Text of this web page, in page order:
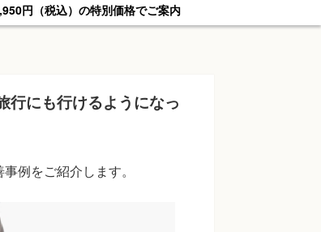
価格でご案内
行にも行けるようになっ
例をご紹介します。